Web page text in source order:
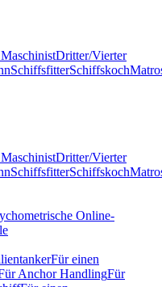
Dritter/Vierter
SchiffsfitterSchiffskoch
Dritter/Vierter
SchiffsfitterSchiffskoch
Online-
Für einen
Anchor HandlingFür